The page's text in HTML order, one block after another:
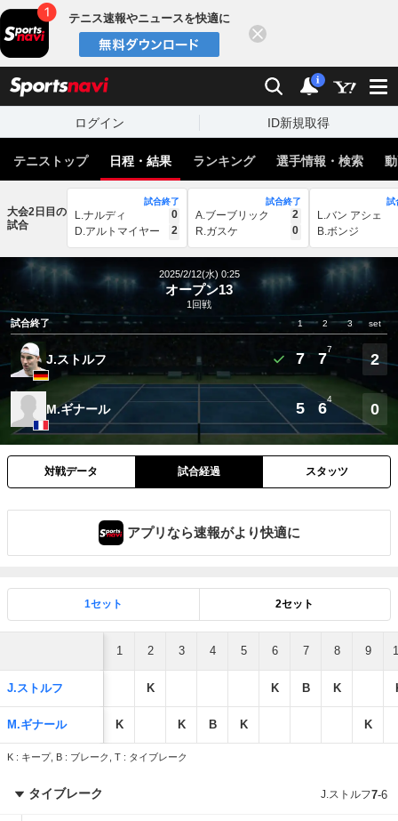
テニス速報やニュースを快適に
検索 通知
i
ログイン ID新規取得
テニストップ 日程・結果 ランキング 選手情報・検索
大会2日目の
試合
試合終了
L.ナルディ
0
D.アルトマイヤー
2
試合終了
A.ブーブリック
2
R.ガスケ
0
試
L.バン アシェ
B.ボンジ
2025/2/12(水) 0:25
オープン13
1回戦
試合終了
1 2 3 set
J.ストルフ 7 7
7
2
M.ギナール 5 6
4
0
対戦データ 試合経過 スタッツ
アプリなら速報がより快適に
1セット 2セット
1 2 3 4 5 6 7 8 9
J.ストルフ K K B K
M.ギナール K K B K K
K : キープ, B : ブレーク, T : タイブレーク
タイブレーク J.ストルフ7-6